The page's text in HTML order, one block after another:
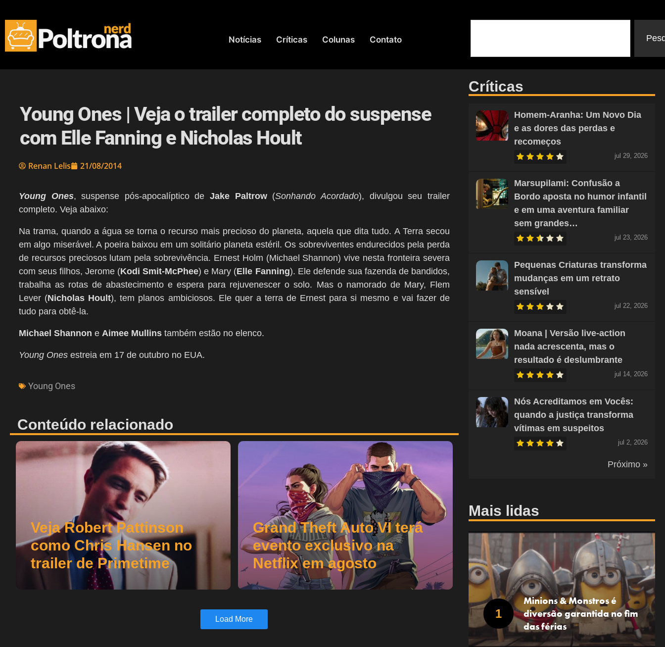
Notícias Críticas Colunas Contato
Young Ones | Veja o trailer completo do suspense
com Elle Fanning e Nicholas Hoult
Renan Lelis 21/08/2014
Young Ones, suspense pós-apocalíptico deJake Paltrow(Sonhando Acordado), divulgou seu trailer
completo. Veja abaixo:
Na trama, quando a água se torna o recurso mais precioso do planeta, aquela que dita tudo. A Terra secou
em algo miserável. A poeira baixou em um solitário planeta estéril. Os sobreviventes endurecidos pela perda
de recursos preciosos lutam pela sobrevivência. Ernest Holm (Michael Shannon) vive nesta fronteira severa
com seus filhos, Jerome (Kodi Smit-McPhee) e Mary (Elle Fanning). Ele defende sua fazenda de bandidos,
trabalha as rotas de abastecimento e espera para rejuvenescer o solo. Mas o namorado de Mary, Flem
Lever (Nicholas Hoult), tem planos ambiciosos. Ele quer a terra de Ernest para si mesmo e vai fazer de
tudo para obtê-la.
Michael Shannon e Aimee Mullins também estão no elenco.
Young Ones estreia em 17 de outubro no EUA.
Young Ones
Conteúdo relacionado
Veja Robert Pattinson
como Chris Hansen no
trailer de Primetime
Grand Theft Auto VI terá
evento exclusivo na
Netflix em agosto
Load More
Críticas
Homem-Aranha: Um Novo Dia
e as dores das perdas e
recomeços
jul 29, 2026
Marsupilami: Confusão a
Bordo aposta no humor infantil
e em uma aventura familiar
sem grandes…
jul 23, 2026
Pequenas Criaturas transforma
mudanças em um retrato
sensível
jul 22, 2026
Moana | Versão live-action
nada acrescenta, mas o
resultado é deslumbrante
jul 14, 2026
Nós Acreditamos em Vocês:
quando a justiça transforma
vítimas em suspeitos
jul 2, 2026
Próximo »
Mais lidas
Minions & Monstros é
diversão garantida no fim
das férias